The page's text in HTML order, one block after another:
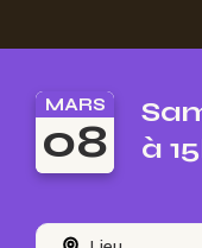
MARS
08
à